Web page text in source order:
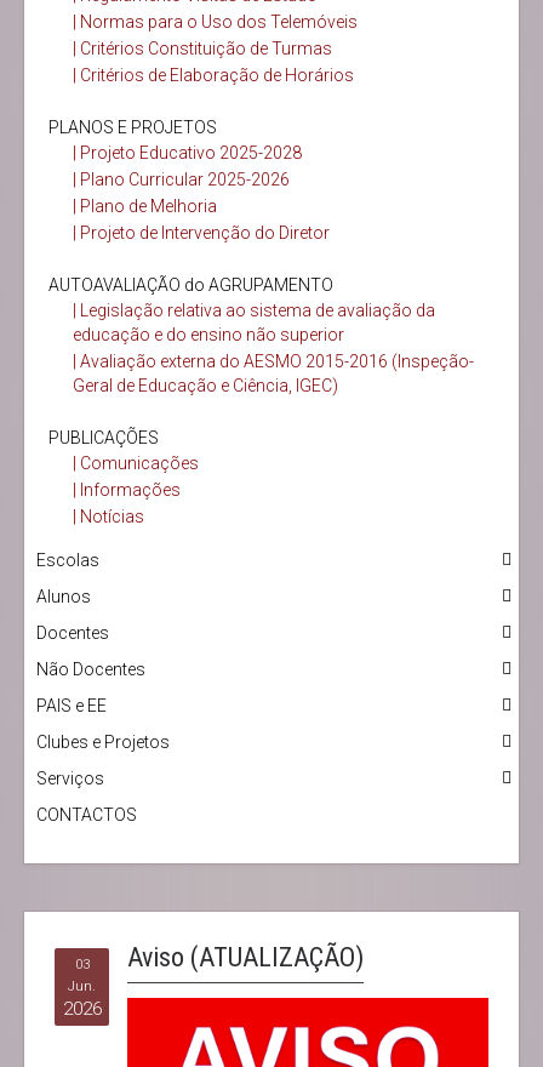
| Normas para o Uso dos Telemóveis
| Critérios Constituição de Turmas
| Critérios de Elaboração de Horários
PLANOS E PROJETOS
| Projeto Educativo 2025-2028
| Plano Curricular 2025-2026
| Plano de Melhoria
| Projeto de Intervenção do Diretor
AUTOAVALIAÇÃO do AGRUPAMENTO
| Legislação relativa ao sistema de avaliação da
educação e do ensino não superior
| Avaliação externa do AESMO 2015-2016 (Inspeção-
Geral de Educação e Ciência, IGEC)
PUBLICAÇÕES
| Comunicações
| Informações
| Notícias
Escolas
Alunos
Docentes
Não Docentes
PAIS e EE
Clubes e Projetos
Serviços
CONTACTOS
03
Jun.
2026
Aviso (ATUALIZAÇÃO)